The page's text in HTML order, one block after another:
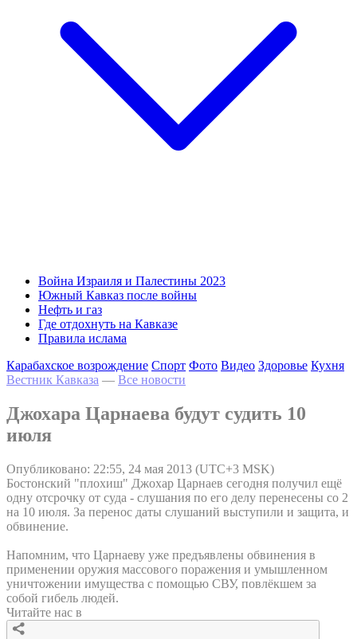
Война Израиля и Палестины 2023
Южный Кавказ после войны
Нефть и газ
Где отдохнуть на Кавказе
Правила ислама
Карабахское возрождение Спорт Фото Видео Здоровье Кухня
Вестник Кавказа — Все новости
Джохара Царнаева будут судить 10
июля
Опубликовано: 22:55, 24 мая 2013 (UTC+3 MSK)
Бостонский "плохиш" Джохар Царнаев сегодня получил ещё
одну отсрочку от суда - слушания по его делу перенесены со 2
на 10 июля. За перенос даты слушаний выступили и защита, и
обвинение.
Напомним, что Царнаеву уже предъявлены обвинения в
применении оружия массового поражения и умышленном
уничтожении имущества с помощью СВУ, повлёкшем за
собой гибель людей.
Читайте нас в